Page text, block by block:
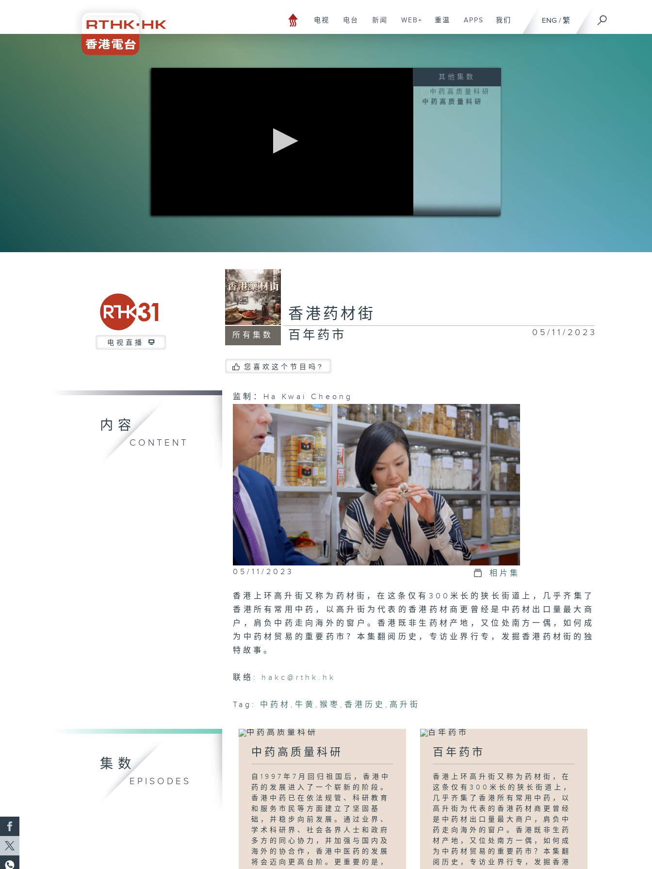
ENG / 繁
电视 电台 新闻 WEB+ 重温 APPS 我们
0
其他集数
中药高质量科研
电视直播
所有集数
香港药材街
百年药市 05/11/2023
您喜欢这个节目吗?
内容
CONTENT
监制：Ha Kwai Cheong
05/11/2023 相片集
香港上环高升街又称为药材街，在这条仅有300米长的狭长街道上，几乎齐集了
香港所有常用中药，以高升街为代表的香港药材商更曾经是中药材出口量最大商
户，肩负中药走向海外的窗户。香港既非生药材产地，又位处南方一偶，如何成
为中药材贸易的重要药市？本集翻阅历史，专访业界行专，发掘香港药材街的独
特故事。
联络: hakc@rthk.hk
Tag: 中药材 ,牛黄 ,猴枣 , 香港历史 , 高升街
集数
EPISODES
中药高质量科研
自1997年7月回归祖国后，香港中
药的发展进入了一个崭新的阶段。
香港中药已在依法规管、科研教育
和服务市民等方面建立了坚固基
础，并稳步向前发展。通过业界、
学术科研界、社会各界人士和政府
多方的同心协力，并加强与国内及
海外的协合作，香港中医药的发展
将会迈向更高台阶。更重要的是，
百年药市
香港上环高升街又称为药材街，在
这条仅有300米长的狭长街道上，
几乎齐集了香港所有常用中药，以
高升街为代表的香港药材商更曾经
是中药材出口量最大商户，肩负中
药走向海外的窗户。香港既非生药
材产地，又位处南方一偶，如何成
为中药材贸易的重要药市？本集翻
阅历史，专访业界行专，发掘香港